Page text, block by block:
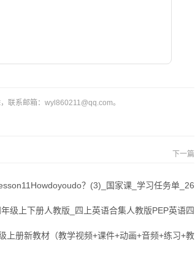
联系邮箱：wyl860211@qq.com。
下一篇
？(3)_国家课_学习任务单_26
级上下册人教版_四上英语合集人教版PEP英语四
上册新教材（教学视频+课件+动画+音频+练习+教